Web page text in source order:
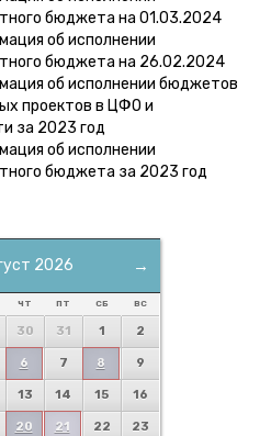
бюджета на 01.03.2024
об исполнении
бюджета на 26.02.2024
об исполнении бюджетов
проектов в ЦФО и
за 2023 год
об исполнении
бюджета за 2023 год
→
2026
ЧТ ПТ СБ ВС
30 31 1 2
6 7 8 9
13 14 15 16
20 21 22 23